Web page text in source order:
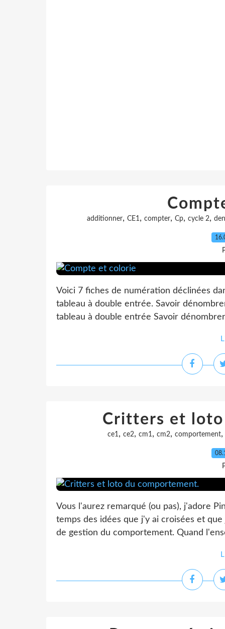
additionner, CE1, compter, Cp, cycle 2,
Voici 7 fiches de numération déclinées
tableau à double entrée. Savoir
tableau à double entrée Savoir
Critters et
ce1, ce2, cm1, cm2, comportement,
Vous l'aurez remarqué (ou pas), j'adore
temps des idées que j'y ai croisées et
de gestion du comportement. Quand